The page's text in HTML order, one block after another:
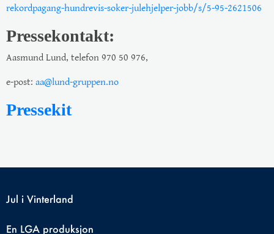
rekordpagang-hundrevis-soker-julehjelper-jobb/s/5-95-2621506
Pressekontakt:
Aasmund Lund, telefon 970 50 976,
e-post: aa@lund-gruppen.no
Pressekit
Jul i Vinterland
En LGA produksjon